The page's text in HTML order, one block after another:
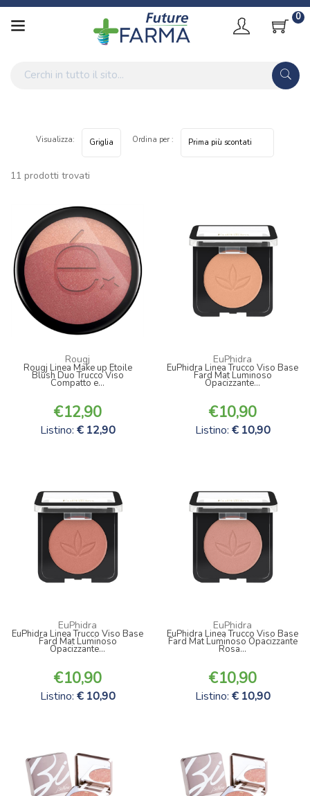
0
11 prodotti trovati
Visualizza: Ordina per :
Rougj
Rougj Linea Make up Etoile
Blush Duo Trucco Viso
Compatto e...
12,90
Listino: 12,90
EuPhidra
EuPhidra Linea Trucco Viso Base
Fard Mat Luminoso
Opacizzante...
10,90
Listino: 10,90
EuPhidra
EuPhidra Linea Trucco Viso Base
Fard Mat Luminoso
Opacizzante...
10,90
Listino: 10,90
EuPhidra
EuPhidra Linea Trucco Viso Base
Fard Mat Luminoso Opacizzante
Rosa...
10,90
Listino: 10,90